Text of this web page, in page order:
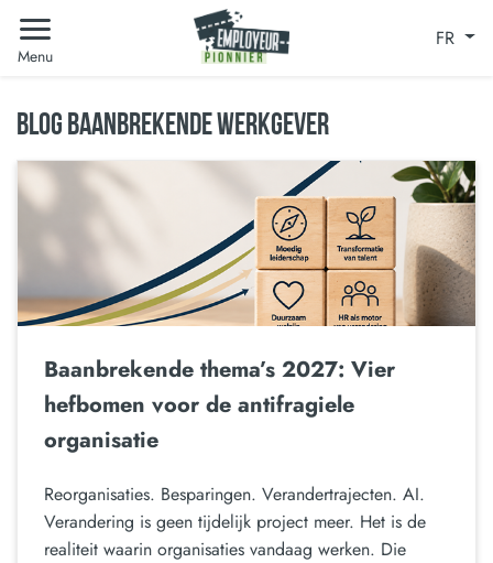
Menu
FR
BLOG BAANBREKENDE WERKGEVER
Baanbrekende thema’s 2027: Vier
hefbomen voor de antifragiele
organisatie
Reorganisaties. Besparingen. Verandertrajecten. AI.
Verandering is geen tijdelijk project meer. Het is de
realiteit waarin organisaties vandaag werken. Die